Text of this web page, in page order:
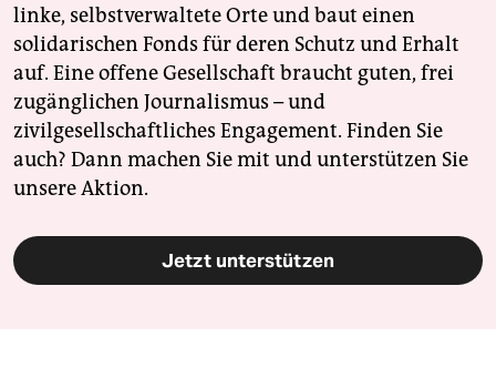
linke, selbstverwaltete Orte und baut einen
solidarischen Fonds für deren Schutz und Erhalt
auf. Eine offene Gesellschaft braucht guten, frei
zugänglichen Journalismus – und
zivilgesellschaftliches Engagement. Finden Sie
auch? Dann machen Sie mit und unterstützen Sie
unsere Aktion.
Jetzt unterstützen